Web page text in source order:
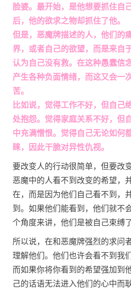
脸婆。最开始，是他想要抓住自
后，他的欲求之物却抓住了他。
但是，恶魔牌描述的人，他们的
界，或者自己的欲望，而是来自
认为自己没有救。在这种愚蠢信
产生各种负面情绪，而这又会一
苦。
比如说，觉得工作不好，但自己
处抱怨。觉得家庭关系不好，但
中充满憎恨。觉得自己无论如何
睐，因此干脆对异性仇视。
要改变人的行动很简单，但要改
恶魔中的人看不到改变的希望，
在，而是因为他们自己看不到，
到。如果他们能看到，他们就不
个角度来讲，他们是被自己束缚了
所以说，在和恶魔牌强烈的求问
理解他们。他们也许会看不到我
而如果你将你看到的希望强加到
己的话语无法进入他们的心中而